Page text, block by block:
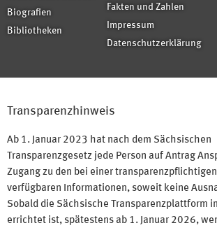
Biografien
Bibliotheken
Fakten und Zahlen
Impressum
Datenschutzerklärung
Transparenzhinweis
Ab 1. Januar 2023 hat nach dem Sächsischen
Transparenzgesetz jede Person auf Antrag
Zugang zu den bei einer
verfügbaren Informationen, soweit keine
Sobald die Sächsische Transparenzplattform
errichtet ist, spätestens ab 1. Januar 2026,